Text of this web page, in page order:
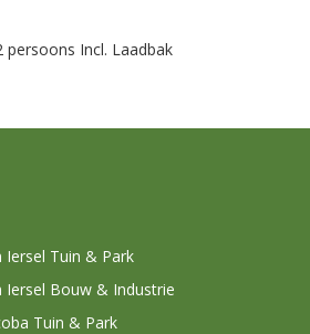
persoons Incl. Laadbak
Iersel Tuin & Park
Iersel Bouw & Industrie
Tuin & Park